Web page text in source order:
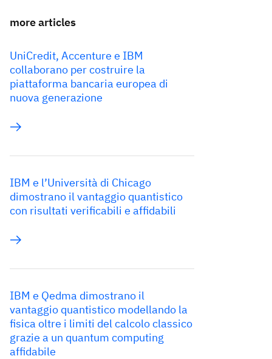
more articles
UniCredit, Accenture e IBM
collaborano per costruire la
piattaforma bancaria europea di
nuova generazione
IBM e l’Università di Chicago
dimostrano il vantaggio quantistico
con risultati verificabili e affidabili
IBM e Qedma dimostrano il
vantaggio quantistico modellando la
fisica oltre i limiti del calcolo classico
grazie a un quantum computing
affidabile